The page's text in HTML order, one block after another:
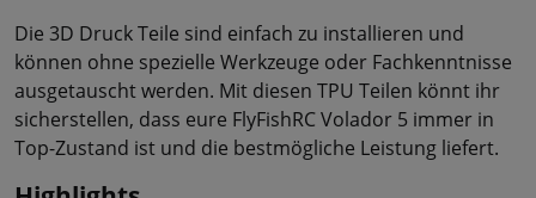
Die 3D Druck Teile sind einfach zu installieren und
können ohne spezielle Werkzeuge oder Fachkenntnisse
ausgetauscht werden. Mit diesen TPU Teilen könnt ihr
sicherstellen, dass eure FlyFishRC Volador 5 immer in
Top-Zustand ist und die bestmögliche Leistung liefert.